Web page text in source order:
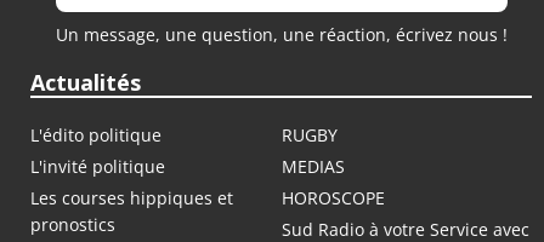
Un message, une question, une réaction, écrivez nous !
Actualités
L'édito politique
RUGBY
L'invité politique
MEDIAS
Les courses hippiques et
pronostics
HOROSCOPE
Sud Radio à votre Service avec